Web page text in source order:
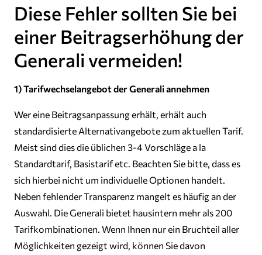
Diese Fehler sollten Sie bei
einer Beitragserhöhung der
Generali vermeiden!
1) Tarifwechselangebot der Generali annehmen
Wer eine Beitragsanpassung erhält, erhält auch
standardisierte Alternativangebote zum aktuellen Tarif.
Meist sind dies die üblichen 3-4 Vorschläge a la
Standardtarif, Basistarif etc. Beachten Sie bitte, dass es
sich hierbei nicht um individuelle Optionen handelt.
Neben fehlender Transparenz mangelt es häufig an der
Auswahl. Die Generali bietet hausintern mehr als 200
Tarifkombinationen. Wenn Ihnen nur ein Bruchteil aller
Möglichkeiten gezeigt wird, können Sie davon